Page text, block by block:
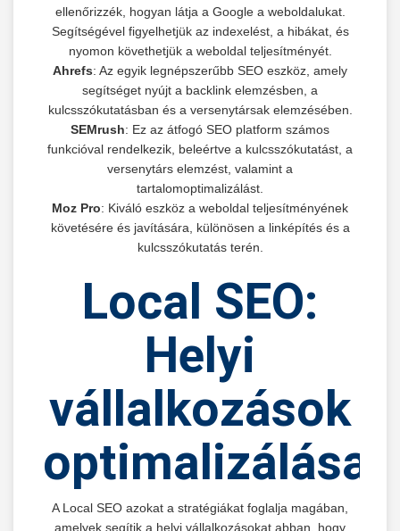
ellenőrizzék, hogyan látja a Google a weboldalukat.
Segítségével figyelhetjük az indexelést, a hibákat, és
nyomon követhetjük a weboldal teljesítményét.
Ahrefs: Az egyik legnépszerűbb SEO eszköz, amely
segítséget nyújt a backlink elemzésben, a
kulcsszókutatásban és a versenytársak elemzésében.
SEMrush: Ez az átfogó SEO platform számos
funkcióval rendelkezik, beleértve a kulcsszókutatást, a
versenytárs elemzést, valamint a
tartalomoptimalizálást.
Moz Pro: Kiváló eszköz a weboldal teljesítményének
követésére és javítására, különösen a linképítés és a
kulcsszókutatás terén.
Local SEO:
Helyi
vállalkozások
optimalizálása
A Local SEO azokat a stratégiákat foglalja magában,
amelyek segítik a helyi vállalkozásokat abban, hogy